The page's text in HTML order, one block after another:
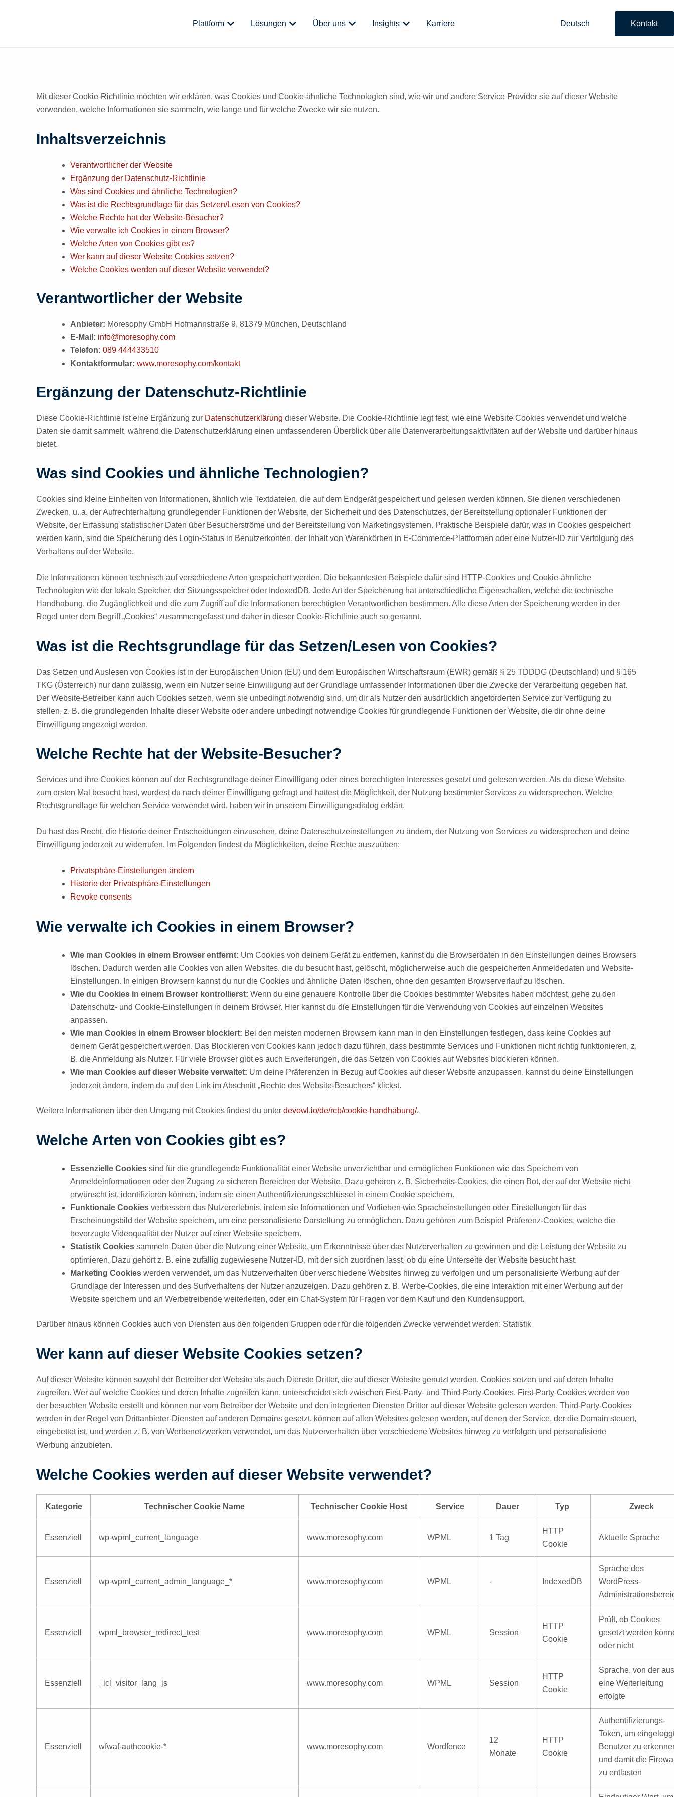
Plattform Öffne Plattform
Lösungen Öffne Lösungen
Über uns Öffne Über uns
Insights Öffne Insights
Karriere Deutsch Kontakt
Mit dieser Cookie-Richtlinie möchten wir erklären, was Cookies und Cookie-ähnliche Technologien sind, wie wir und andere Service Provider sie auf dieser Website
verwenden, welche Informationen sie sammeln, wie lange und für welche Zwecke wir sie nutzen.
Inhaltsverzeichnis
Verantwortlicher der Website
Ergänzung der Datenschutz-Richtlinie
Was sind Cookies und ähnliche Technologien?
Was ist die Rechtsgrundlage für das Setzen/Lesen von Cookies?
Welche Rechte hat der Website-Besucher?
Wie verwalte ich Cookies in einem Browser?
Welche Arten von Cookies gibt es?
Wer kann auf dieser Website Cookies setzen?
Welche Cookies werden auf dieser Website verwendet?
Verantwortlicher der Website
Anbieter: Moresophy GmbH Hofmannstraße 9, 81379 München, Deutschland
E-Mail: info@moresophy.com
Telefon: 089 444433510
Kontaktformular: www.moresophy.com/kontakt
Ergänzung der Datenschutz-Richtlinie
Diese Cookie-Richtlinie ist eine Ergänzung zur Datenschutzerklärung dieser Website. Die Cookie-Richtlinie legt fest, wie eine Website Cookies verwendet und welche
Daten sie damit sammelt, während die Datenschutzerklärung einen umfassenderen Überblick über alle Datenverarbeitungsaktivitäten auf der Website und darüber hinaus
bietet.
Was sind Cookies und ähnliche Technologien?
Cookies sind kleine Einheiten von Informationen, ähnlich wie Textdateien, die auf dem Endgerät gespeichert und gelesen werden können. Sie dienen verschiedenen
Zwecken, u. a. der Aufrechterhaltung grundlegender Funktionen der Website, der Sicherheit und des Datenschutzes, der Bereitstellung optionaler Funktionen der
Website, der Erfassung statistischer Daten über Besucherströme und der Bereitstellung von Marketingsystemen. Praktische Beispiele dafür, was in Cookies gespeichert
werden kann, sind die Speicherung des Login-Status in Benutzerkonten, der Inhalt von Warenkörben in E-Commerce-Plattformen oder eine Nutzer-ID zur Verfolgung des
Verhaltens auf der Website.
Die Informationen können technisch auf verschiedene Arten gespeichert werden. Die bekanntesten Beispiele dafür sind HTTP-Cookies und Cookie-ähnliche
Technologien wie der lokale Speicher, der Sitzungsspeicher oder IndexedDB. Jede Art der Speicherung hat unterschiedliche Eigenschaften, welche die technische
Handhabung, die Zugänglichkeit und die zum Zugriff auf die Informationen berechtigten Verantwortlichen bestimmen. Alle diese Arten der Speicherung werden in der
Regel unter dem Begriff „Cookies“ zusammengefasst und daher in dieser Cookie-Richtlinie auch so genannt.
Was ist die Rechtsgrundlage für das Setzen/Lesen von Cookies?
Das Setzen und Auslesen von Cookies ist in der Europäischen Union (EU) und dem Europäischen Wirtschaftsraum (EWR) gemäß § 25 TDDDG (Deutschland) und § 165
TKG (Österreich) nur dann zulässig, wenn ein Nutzer seine Einwilligung auf der Grundlage umfassender Informationen über die Zwecke der Verarbeitung gegeben hat.
Der Website-Betreiber kann auch Cookies setzen, wenn sie unbedingt notwendig sind, um dir als Nutzer den ausdrücklich angeforderten Service zur Verfügung zu
stellen, z. B. die grundlegenden Inhalte dieser Website oder andere unbedingt notwendige Cookies für grundlegende Funktionen der Website, die dir ohne deine
Einwilligung angezeigt werden.
Welche Rechte hat der Website-Besucher?
Services und ihre Cookies können auf der Rechtsgrundlage deiner Einwilligung oder eines berechtigten Interesses gesetzt und gelesen werden. Als du diese Website
zum ersten Mal besucht hast, wurdest du nach deiner Einwilligung gefragt und hattest die Möglichkeit, der Nutzung bestimmter Services zu widersprechen. Welche
Rechtsgrundlage für welchen Service verwendet wird, haben wir in unserem Einwilligungsdialog erklärt.
Du hast das Recht, die Historie deiner Entscheidungen einzusehen, deine Datenschutzeinstellungen zu ändern, der Nutzung von Services zu widersprechen und deine
Einwilligung jederzeit zu widerrufen. Im Folgenden findest du Möglichkeiten, deine Rechte auszuüben:
Privatsphäre-Einstellungen ändern
Historie der Privatsphäre-Einstellungen
Revoke consents
Wie verwalte ich Cookies in einem Browser?
Wie man Cookies in einem Browser entfernt: Um Cookies von deinem Gerät zu entfernen, kannst du die Browserdaten in den Einstellungen deines Browsers
löschen. Dadurch werden alle Cookies von allen Websites, die du besucht hast, gelöscht, möglicherweise auch die gespeicherten Anmeldedaten und Website-
Einstellungen. In einigen Browsern kannst du nur die Cookies und ähnliche Daten löschen, ohne den gesamten Browserverlauf zu löschen.
Wie du Cookies in einem Browser kontrollierst: Wenn du eine genauere Kontrolle über die Cookies bestimmter Websites haben möchtest, gehe zu den
Datenschutz- und Cookie-Einstellungen in deinem Browser. Hier kannst du die Einstellungen für die Verwendung von Cookies auf einzelnen Websites
anpassen.
Wie man Cookies in einem Browser blockiert: Bei den meisten modernen Browsern kann man in den Einstellungen festlegen, dass keine Cookies auf
deinem Gerät gespeichert werden. Das Blockieren von Cookies kann jedoch dazu führen, dass bestimmte Services und Funktionen nicht richtig funktionieren, z.
B. die Anmeldung als Nutzer. Für viele Browser gibt es auch Erweiterungen, die das Setzen von Cookies auf Websites blockieren können.
Wie man Cookies auf dieser Website verwaltet: Um deine Präferenzen in Bezug auf Cookies auf dieser Website anzupassen, kannst du deine Einstellungen
jederzeit ändern, indem du auf den Link im Abschnitt „Rechte des Website-Besuchers“ klickst.
Weitere Informationen über den Umgang mit Cookies findest du unter devowl.io/de/rcb/cookie-handhabung/.
Welche Arten von Cookies gibt es?
Essenzielle Cookies sind für die grundlegende Funktionalität einer Website unverzichtbar und ermöglichen Funktionen wie das Speichern von
Anmeldeinformationen oder den Zugang zu sicheren Bereichen der Website. Dazu gehören z. B. Sicherheits-Cookies, die einen Bot, der auf der Website nicht
erwünscht ist, identifizieren können, indem sie einen Authentifizierungsschlüssel in einem Cookie speichern.
Funktionale Cookies verbessern das Nutzererlebnis, indem sie Informationen und Vorlieben wie Spracheinstellungen oder Einstellungen für das
Erscheinungsbild der Website speichern, um eine personalisierte Darstellung zu ermöglichen. Dazu gehören zum Beispiel Präferenz-Cookies, welche die
bevorzugte Videoqualität der Nutzer auf einer Website speichern.
Statistik Cookies sammeln Daten über die Nutzung einer Website, um Erkenntnisse über das Nutzerverhalten zu gewinnen und die Leistung der Website zu
optimieren. Dazu gehört z. B. eine zufällig zugewiesene Nutzer-ID, mit der sich zuordnen lässt, ob du eine Unterseite der Website besucht hast.
Marketing Cookies werden verwendet, um das Nutzerverhalten über verschiedene Websites hinweg zu verfolgen und um personalisierte Werbung auf der
Grundlage der Interessen und des Surfverhaltens der Nutzer anzuzeigen. Dazu gehören z. B. Werbe-Cookies, die eine Interaktion mit einer Werbung auf der
Website speichern und an Werbetreibende weiterleiten, oder ein Chat-System für Fragen vor dem Kauf und den Kundensupport.
Darüber hinaus können Cookies auch von Diensten aus den folgenden Gruppen oder für die folgenden Zwecke verwendet werden: Statistik
Wer kann auf dieser Website Cookies setzen?
Auf dieser Website können sowohl der Betreiber der Website als auch Dienste Dritter, die auf dieser Website genutzt werden, Cookies setzen und auf deren Inhalte
zugreifen. Wer auf welche Cookies und deren Inhalte zugreifen kann, unterscheidet sich zwischen First-Party- und Third-Party-Cookies. First-Party-Cookies werden von
der besuchten Website erstellt und können nur vom Betreiber der Website und den integrierten Diensten Dritter auf dieser Website gelesen werden. Third-Party-Cookies
werden in der Regel von Drittanbieter-Diensten auf anderen Domains gesetzt, können auf allen Websites gelesen werden, auf denen der Service, der die Domain steuert,
eingebettet ist, und werden z. B. von Werbenetzwerken verwendet, um das Nutzerverhalten über verschiedene Websites hinweg zu verfolgen und personalisierte
Werbung anzubieten.
Welche Cookies werden auf dieser Website verwendet?
Kategorie Technischer Cookie Name Technischer Cookie Host Service Dauer Typ Zweck
Essenziell wp-wpml_current_language www.moresophy.com WPML 1 Tag
HTTP
Cookie
Aktuelle Sprache
Essenziell wp-wpml_current_admin_language_* www.moresophy.com WPML - IndexedDB
Sprache des
WordPress-
Essenziell wpml_browser_redirect_test www.moresophy.com WPML Session
HTTP
Cookie
Prüft, ob Cookies
gesetzt werden
oder nicht
Essenziell _icl_visitor_lang_js www.moresophy.com WPML Session
HTTP
Cookie
Sprache, von der aus
eine Weiterleitung
erfolgte
Essenziell wfwaf-authcookie-* www.moresophy.com Wordfence
12
Monate
HTTP
Cookie
Authentifizierungs-
Token, um
Benutzer zu
und damit die
zu entlasten